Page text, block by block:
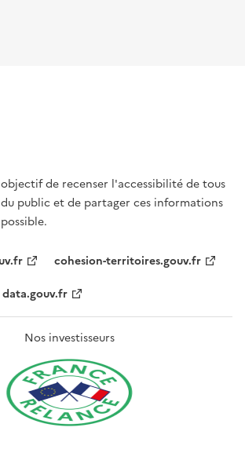
de recenser l'accessibilité de tous
public et de partager ces informations
cohesion-territoires.gouv.fr
data.gouv.fr
Nos investisseurs